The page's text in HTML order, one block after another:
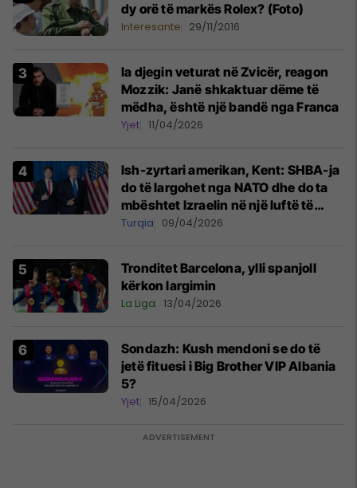
dy orë të markës Rolex? (Foto)
Interesante 29/11/2016
Ia djegin veturat në Zvicër, reagon
Mozzik: Janë shkaktuar dëme të
mëdha, është një bandë nga Franca
Yjet 11/04/2026
Ish-zyrtari amerikan, Kent: SHBA-ja
do të largohet nga NATO dhe do ta
mbështet Izraelin në një luftë të
mundshme me Turqinë në Siri
Turqia 09/04/2026
Tronditet Barcelona, ylli spanjoll
kërkon largimin
La Liga 13/04/2026
Sondazh: Kush mendoni se do të
jetë fituesi i Big Brother VIP Albania
5?
Yjet 15/04/2026